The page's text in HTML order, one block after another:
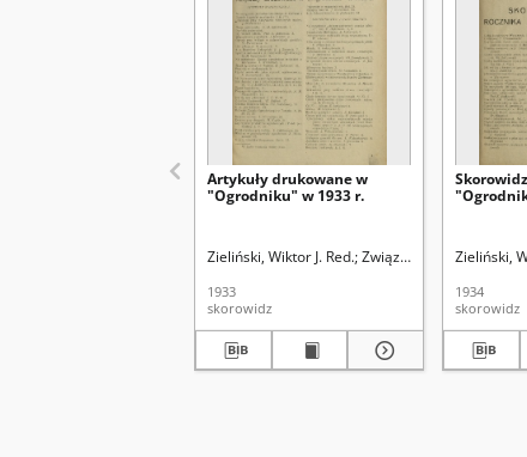
Artykuły drukowane w
"Ogrodniku" w 1933 r.
Zieliński, Wiktor J. Red. Związek Polskich
1933
skorowidz
Zieliński,
1934
skorowidz